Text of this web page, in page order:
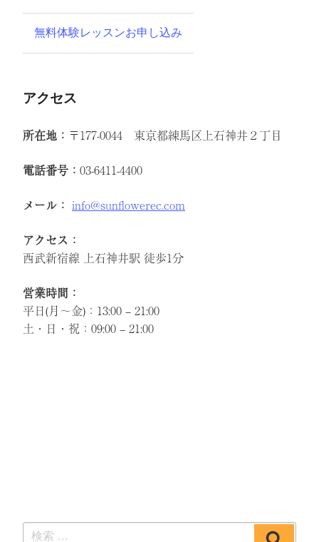
無料体験レッスンお申し込み
アクセス
所在地： 〒177-0044 東京都練馬区上石神井２丁目
電話番号： 03-6411-4400
メール： info@sunflowerec.com
アクセス：
西武新宿線 上石神井駅 徒歩1分
営業時間：
平日(月～金)：13:00 – 21:00
土・日・祝：09:00 – 21:00
検